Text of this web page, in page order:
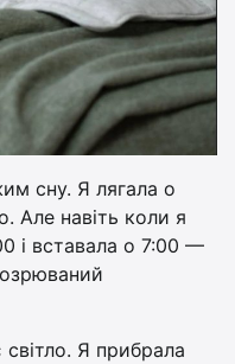
сну. Я лягала о
Але навіть коли я
і вставала о 7:00 —
Я прибрала